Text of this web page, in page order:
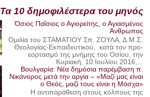
Τα 10 δημοφιλέστερα του μηνός
Όσιος Παΐσιος ο Αγιορείτης, ο Αγιασμένος
Άνθρωπος
Ομιλία του ΣΤΑΜΑΤΙΟΥ Σπ. ΖΟΥΛΑ, Δ.Μ.Σ.
Θεολογίας-Εκπαιδευτικού, κατά τον προ-
εορτασμό της μνήμης του Οσίου, την
Κυριακή, 10 Ιουλίου 2016,...
Βουλγαρία: Νέα δημόσια παρέμβαση π.
Νικάνορος μετά την αργία – «Μαζί μας είναι
ο Θεός, μαζί τους είναι η Μόσχα»
Η αντιπαράθεση στους κόλπους της